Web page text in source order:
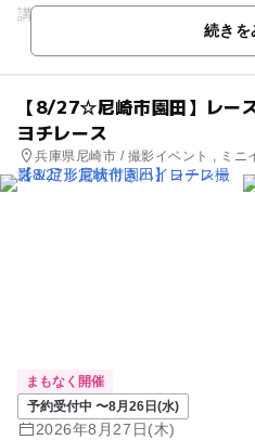
講座、ママ同士の交流や育児相談ができます
続きを
【8/27☆尼崎市園田】レー
ヨチレース
兵庫県尼崎市 / 撮影イベント , ミニ
まもなく開催
予約受付中 〜8月26日(水)
2026年8月27日(木)